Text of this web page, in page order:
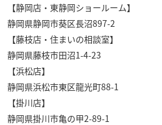
【静岡店・東静岡ショールーム】
静岡県静岡市葵区長沼897-2
【藤枝店・住まいの相談室】
静岡県藤枝市田沼1-4-23
【浜松店】
静岡県浜松市東区龍光町88-1
【掛川店】
静岡県掛川市亀の甲2-89-1